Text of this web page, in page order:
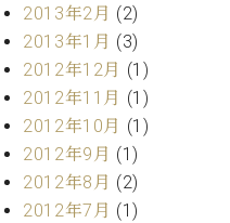
2013年2月 (2)
2013年1月 (3)
2012年12月 (1)
2012年11月 (1)
2012年10月 (1)
2012年9月 (1)
2012年8月 (2)
2012年7月 (1)